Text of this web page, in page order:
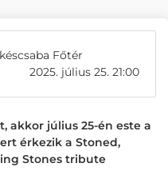
Főtér
2025. július 25. 21:00
akkor július 25-én este a
érkezik a Stoned,
Stones tribute